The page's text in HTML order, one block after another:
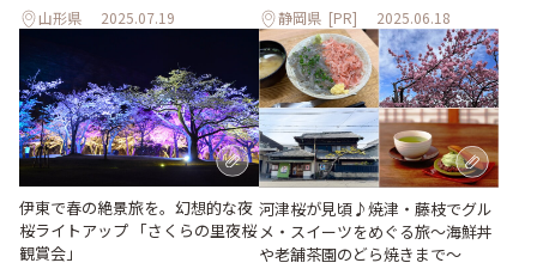
山形県 2025.07.19 静岡県 [PR] 2025.06.18
伊東で春の絶景旅を。幻想的な夜
桜ライトアップ 「さくらの里夜桜
観賞会」
河津桜が見頃♪焼津・藤枝でグル
メ・スイーツをめぐる旅～海鮮丼
や老舗茶園のどら焼きまで～